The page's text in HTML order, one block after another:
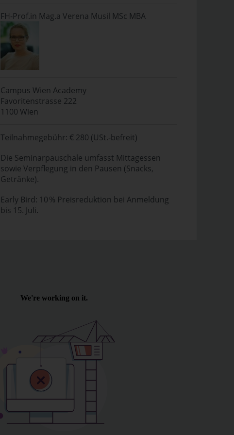
FH-Prof.in Mag.a Verena Musil MSc MBA
Campus Wien Academy
Favoritenstrasse 222
1100 Wien
Teilnahmegebühr: € 280 (USt.-befreit)
Die Seminarpauschale umfasst Mittagessen
sowie Verpflegung in den Pausen (Snacks,
Getränke).
Early Bird: 10 % Preisreduktion bei Anmeldung
bis 15. Juli.